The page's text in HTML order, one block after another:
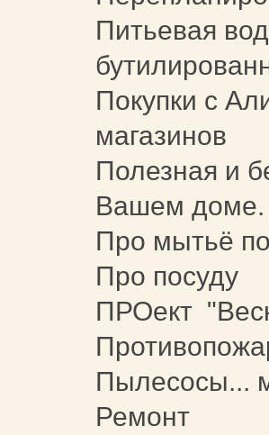
Питьевая
Покупки с
магазинов
Полезная и
Вашем доме.
Про мытьё
Про посуду
ПРОект
Пылесосы...
Ремонт